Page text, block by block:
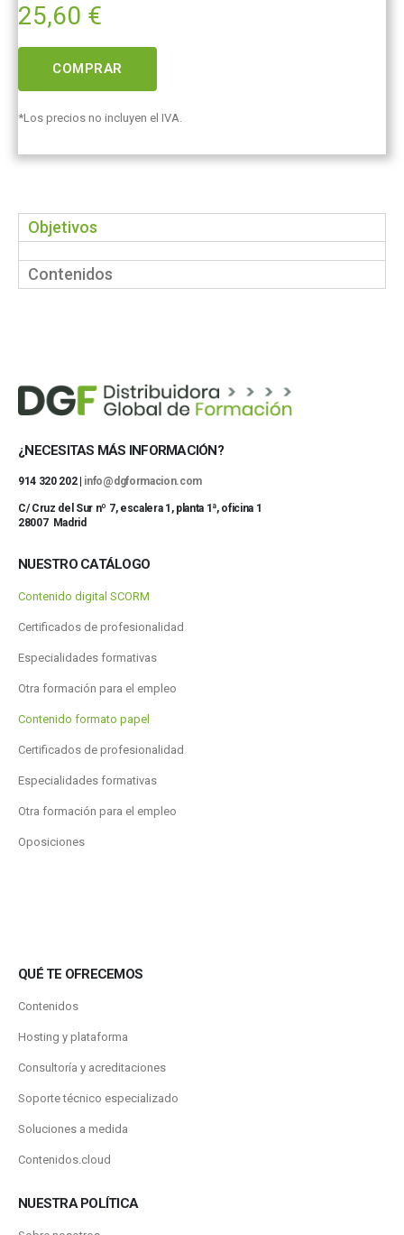
25,60 €
COMPRAR
*Los precios no incluyen el IVA.
Objetivos
Contenidos
¿NECESITAS MÁS INFORMACIÓN?
914 320 202 | info@dgformacion.com
C/ Cruz del Sur nº 7, escalera 1, planta 1ª, oficina 1
28007 Madrid
NUESTRO CATÁLOGO
Contenido digital SCORM
Certificados de profesionalidad
Especialidades formativas
Otra formación para el empleo
Contenido formato papel
Certificados de profesionalidad
Especialidades formativas
Otra formación para el empleo
Oposiciones
QUÉ TE OFRECEMOS
Contenidos
Hosting y plataforma
Consultoría y acreditaciones
Soporte técnico especializado
Soluciones a medida
Contenidos.cloud
NUESTRA POLÍTICA